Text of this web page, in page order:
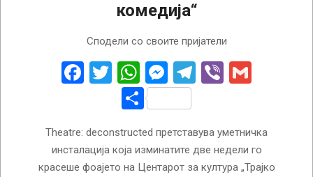
комедија“
Сподели со своите пријатели
Facebook
TwitterWhatsApp
Messenger
Telegram
Viber
Share
Theatre: deconstructed претставува уметничка
инсталација која изминатите две недели го
красеше фоајето на Центарот за култура „Трајко